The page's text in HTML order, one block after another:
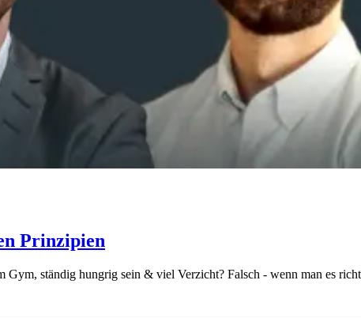
Prinzipien
ständig hungrig sein & viel Verzicht? Falsch - wenn man es